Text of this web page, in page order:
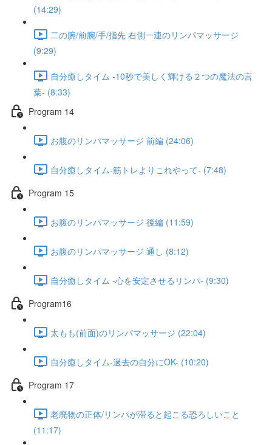
(14:29)
二の腕/前腕/手/指先 右側一連のリンパマッサージ
(9:29)
自分癒しタイム -10秒で美しく輝ける２つの魔法の言
葉- (8:33)
Program 14
お腹のリンパマッサージ 前編 (24:06)
自分癒しタイム-筋トレよりこれやって- (7:48)
Program 15
お腹のリンパマッサージ 後編 (11:59)
お腹のリンパマッサージ 通し (8:12)
自分癒しタイム -心を安定させるリンパ- (9:30)
Program16
太もも(前面)のリンパマッサージ (22:04)
自分癒しタイム-過去の自分にOK- (10:20)
Program 17
老廃物の正体/リンパが滞ると起こる恐ろしいこと
(11:17)